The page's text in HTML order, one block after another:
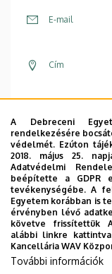
E-mail
Cím
Weboldal
Dolgozói
A Debreceni
rendelkezésére
védelmét. Ezúton
2018. május 25.
Adatvédelmi
beépítette a GDPR
tevékenységébe. A
Egyetem korábban is
érvényben lévő
követve frissítettük
alábbi linkre
Kancellária WAV
További információk